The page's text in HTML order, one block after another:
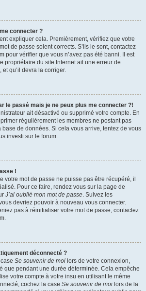
connecter ?
expliquer cela. Premièrement, vérifiez que votre
de passe soient corrects. S’ils le sont, contactez
pour vérifier que vous n’avez pas été banni. Il est
propriétaire du site Internet ait une erreur de
qu’il devra la corriger.
le passé mais je ne peux plus me connecter ?!
ait désactivé ou supprimé votre compte. En
régulièrement les membres ne postant pas
de données. Si cela vous arrive, tentez de vous
investi sur le forum.
!
votre mot de passe ne puisse pas être récupéré, il
Pour ce faire, rendez vous sur la page de
J’ai oublié mon mot de passe. Suivez les
devriez pouvoir à nouveau vous connecter.
pas à réinitialiser votre mot de passe, contactez
déconnecté ?
Se souvenir de moi lors de votre connexion,
que pendant une durée déterminée. Cela empêche
votre compte à votre insu en utilisant le même
cochez la case Se souvenir de moi lors de la